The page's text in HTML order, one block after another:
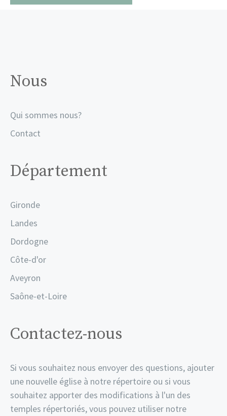
Nous
Qui sommes nous?
Contact
Département
Gironde
Landes
Dordogne
Côte-d'or
Aveyron
Saône-et-Loire
Contactez-nous
Si vous souhaitez nous envoyer des questions, ajouter
une nouvelle église à notre répertoire ou si vous
souhaitez apporter des modifications à l'un des
temples répertoriés, vous pouvez utiliser notre